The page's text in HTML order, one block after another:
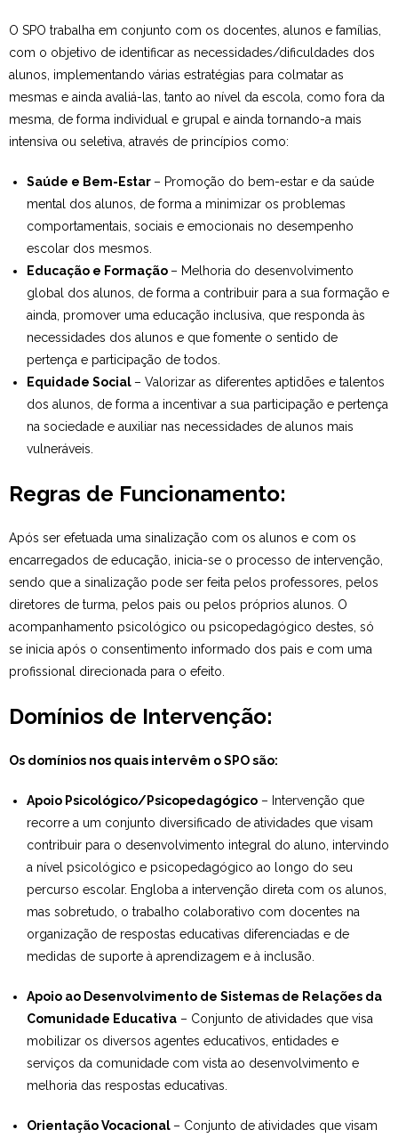
O SPO trabalha em conjunto com os docentes, alunos e famílias,
com o objetivo de identificar as necessidades/dificuldades dos
alunos, implementando várias estratégias para colmatar as
mesmas e ainda avaliá-las, tanto ao nível da escola, como fora da
mesma, de forma individual e grupal e ainda tornando-a mais
intensiva ou seletiva, através de princípios como:
Saúde e Bem-Estar – Promoção do bem-estar e da saúde
mental dos alunos, de forma a minimizar os problemas
comportamentais, sociais e emocionais no desempenho
escolar dos mesmos.
Educação e Formação – Melhoria do desenvolvimento
global dos alunos, de forma a contribuir para a sua formação e
ainda, promover uma educação inclusiva, que responda às
necessidades dos alunos e que fomente o sentido de
pertença e participação de todos.
Equidade Social – Valorizar as diferentes aptidões e talentos
dos alunos, de forma a incentivar a sua participação e pertença
na sociedade e auxiliar nas necessidades de alunos mais
vulneráveis.
Regras de Funcionamento:
Após ser efetuada uma sinalização com os alunos e com os
encarregados de educação, inicia-se o processo de intervenção,
sendo que a sinalização pode ser feita pelos professores, pelos
diretores de turma, pelos pais ou pelos próprios alunos. O
acompanhamento psicológico ou psicopedagógico destes, só
se inicia após o consentimento informado dos pais e com uma
profissional direcionada para o efeito.
Domínios de Intervenção:
Os domínios nos quais intervêm o SPO são:
Apoio Psicológico/Psicopedagógico – Intervenção que
recorre a um conjunto diversificado de atividades que visam
contribuir para o desenvolvimento integral do aluno, intervindo
a nível psicológico e psicopedagógico ao longo do seu
percurso escolar. Engloba a intervenção direta com os alunos,
mas sobretudo, o trabalho colaborativo com docentes na
organização de respostas educativas diferenciadas e de
medidas de suporte à aprendizagem e à inclusão.
Apoio ao Desenvolvimento de Sistemas de Relações da
Comunidade Educativa – Conjunto de atividades que visa
mobilizar os diversos agentes educativos, entidades e
serviços da comunidade com vista ao desenvolvimento e
melhoria das respostas educativas.
Orientação Vocacional – Conjunto de atividades que visam